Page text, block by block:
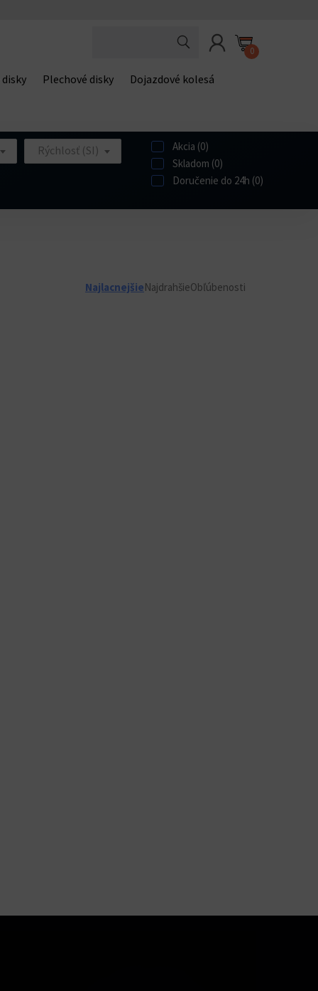
0
Plechové disky Dojazdové kolesá
Rýchlosť (SI)
Akcia (0)
Skladom (0)
Doručenie do 24h (0)
NajlacnejšieNajdrahšieObľúbenosti